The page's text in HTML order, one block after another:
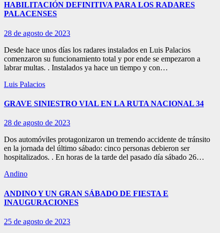
HABILITACIÓN DEFINITIVA PARA LOS RADARES
PALACENSES
28 de agosto de 2023
Desde hace unos días los radares instalados en Luis Palacios
comenzaron su funcionamiento total y por ende se empezaron a
labrar multas. . Instalados ya hace un tiempo y con…
Luis Palacios
GRAVE SINIESTRO VIAL EN LA RUTA NACIONAL 34
28 de agosto de 2023
Dos automóviles protagonizaron un tremendo accidente de tránsito
en la jornada del último sábado: cinco personas debieron ser
hospitalizados. . En horas de la tarde del pasado día sábado 26…
Andino
ANDINO Y UN GRAN SÁBADO DE FIESTA E
INAUGURACIONES
25 de agosto de 2023